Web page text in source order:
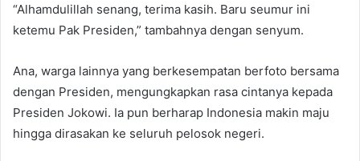
“Alhamdulillah senang, terima kasih. Baru seumur ini
ketemu Pak Presiden,” tambahnya dengan senyum.
Ana, warga lainnya yang berkesempatan berfoto bersama
dengan Presiden, mengungkapkan rasa cintanya kepada
Presiden Jokowi. Ia pun berharap Indonesia makin maju
hingga dirasakan ke seluruh pelosok negeri.